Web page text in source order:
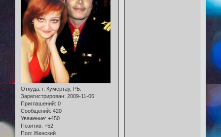
Откуда: г. Кумертау, РБ.
Зарегистрирован: 2009-11-06
Приглашений: 0
Сообщений: 420
Уважение: +450
Позитив: +52
Пол: Женский